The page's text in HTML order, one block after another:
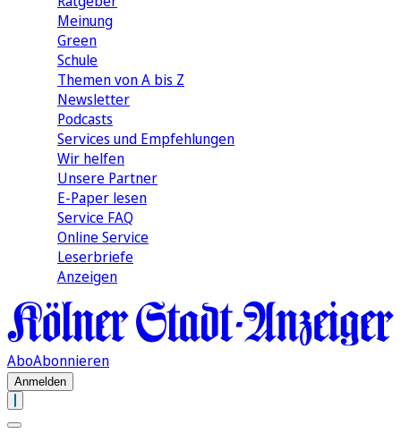
Meinung
Green
Schule
Themen von A bis Z
Newsletter
Podcasts
Services und Empfehlungen
Wir helfen
Unsere Partner
E-Paper lesen
Service FAQ
Online Service
Leserbriefe
Anzeigen
AboAbonnieren
Anmelden